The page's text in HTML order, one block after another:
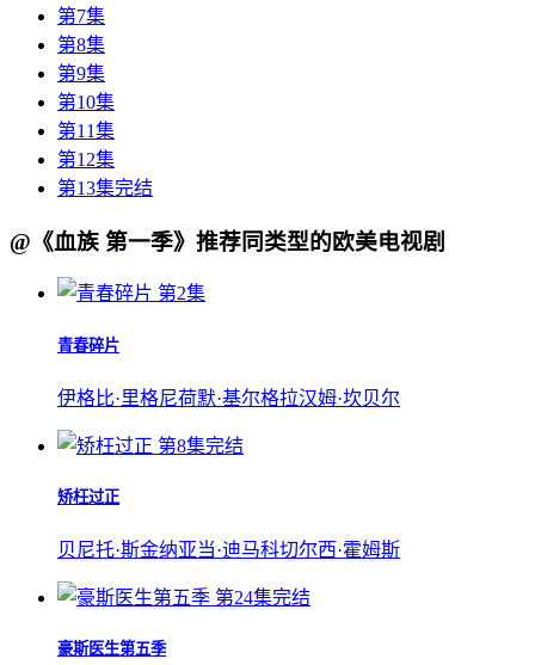
第7集
第8集
第9集
第10集
第11集
第12集
第13集完结
@《血族 第一季》推荐同类型的欧美电视剧
第2集
青春碎片
伊格比·里格尼荷默·基尔格拉汉姆·坎贝尔
第8集完结
矫枉过正
贝尼托·斯金纳亚当·迪马科切尔西·霍姆斯
第24集完结
豪斯医生第五季